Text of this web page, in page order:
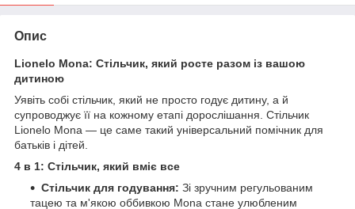
Опис
Lionelo Mona: Стільчик, який росте разом із вашою
дитиною
Уявіть собі стільчик, який не просто годує дитину, а й
супроводжує її на кожному етапі дорослішання. Стільчик
Lionelo Mona — це саме такий універсальний помічник для
батьків і дітей.
4 в 1: Стільчик, який вміє все
Стільчик для годування: Зі зручним регульованим
тацею та м'якою оббивкою Mona стане улюбленим